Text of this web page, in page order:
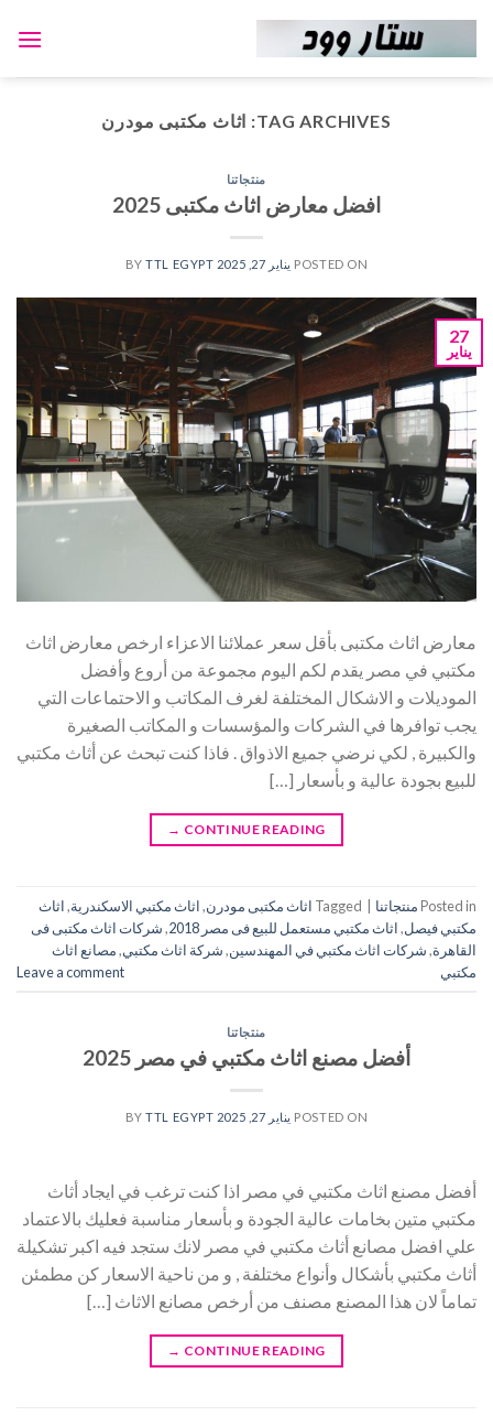
TAG ARCHIVES: اثاث مكتبى مودرن
منتجاتنا
افضل معارض اثاث مكتبى 2025
POSTED ON يناير 27, 2025 TTL EGYPT
27
يناير
معارض اثاث مكتبى بأقل سعر عملائنا الاعزاء ارخص معارض اثاث
مكتبي في مصر يقدم لكم اليوم مجموعة من أروع وأفضل
الموديلات و الاشكال المختلفة لغرف المكاتب و الاحتماعات التي
يجب توافرها في الشركات والمؤسسات و المكاتب الصغيرة
والكبيرة , لكي نرضي جميع الاذواق . فاذا كنت تبحث عن أثاث مكتبي
للبيع بجودة عالية و بأسعار […]
CONTINUE READING
→
Posted inمنتجاتنا |
Tagged اثاث مكتبى مودرن,اثاث مكتبي الاسكندرية,اثاث
مكتبي فيصل,اثاث مكتبي مستعمل للبيع فى مصر 2018 ,شركات اثاث مكتبى فى
القاهرة,شركات اثاث مكتبي في المهندسين,شركة اثاث مكتبي,مصانع اثاث
مكتبي
Leave a comment
منتجاتنا
أفضل مصنع اثاث مكتبي في مصر 2025
POSTED ON يناير 27, 2025 TTL EGYPT
أفضل مصنع اثاث مكتبي في مصر اذا كنت ترغب في ايجاد أثاث
مكتبي متين بخامات عالية الجودة و بأسعار مناسبة فعليك بالاعتماد
علي افضل مصانع أثاث مكتبي في مصر لانك ستجد فيه اكبر تشكيلة
أثاث مكتبي بأشكال وأنواع مختلفة , و من ناحية الاسعار كن مطمئن
تماماً لان هذا المصنع مصنف من أرخص مصانع الاثاث […]
CONTINUE READING
→